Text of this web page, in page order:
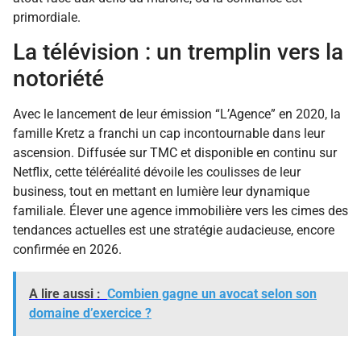
primordiale.
La télévision : un tremplin vers la
notoriété
Avec le lancement de leur émission “L’Agence” en 2020, la
famille Kretz a franchi un cap incontournable dans leur
ascension. Diffusée sur TMC et disponible en continu sur
Netflix, cette téléréalité dévoile les coulisses de leur
business, tout en mettant en lumière leur dynamique
familiale. Élever une agence immobilière vers les cimes des
tendances actuelles est une stratégie audacieuse, encore
confirmée en 2026.
A lire aussi : Combien gagne un avocat selon son
domaine d’exercice ?